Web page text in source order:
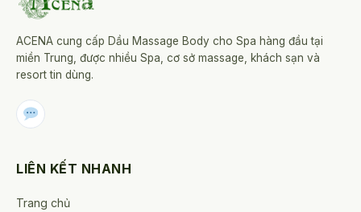
ACENA cung cấp Dầu Massage Body cho Spa hàng đầu tại
miền Trung, được nhiều Spa, cơ sở massage, khách sạn và
resort tin dùng.
LIÊN KẾT NHANH
Trang chủ